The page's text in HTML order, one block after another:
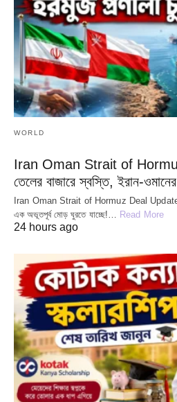
WORLD
Iran Oman Strait of
তেলের বাজারে স্বস্তি, ইরান-
Iran Oman Strait of Hormuz Deal Update:
এক অভূতপূর্ব মোড় ঘুরতে যাচ্ছে!… Read More
24 hours ago